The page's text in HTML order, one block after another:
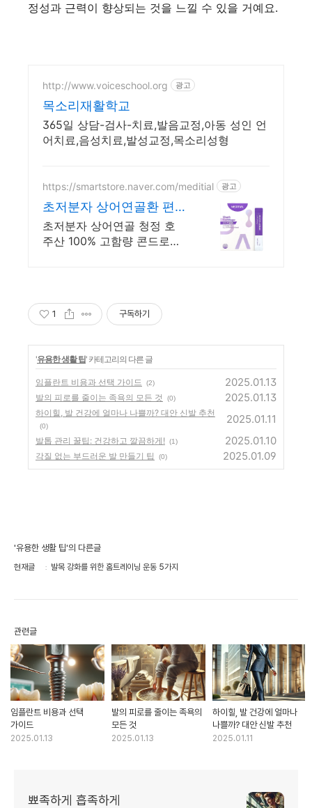
정성과 근력이 향상되는 것을 느낄 수 있을 거예요.
http://www.voiceschool.org 광고
목소리재활학교
365일 상담-검사-치료,발음교정,아동 성인 언
어치료,음성치료,발성교정,목소리성형
https://smartstore.naver.com/meditial 광고
초저분자 상어연골환 편
안한 목넘김, 식물첨가물
X
초저분자 상어연골 청정 호
주산 100% 고함량 콘드로이
1 구독하기
'유용한 생활 팁' 카테고리의 다른 글
임플란트 비용과 선택 가이드 (2) 2025.01.13
발의 피로를 줄이는 족욕의 모든 것 (0) 2025.01.13
하이힐, 발 건강에 얼마나 나쁠까? 대안 신발 추천
(0)
2025.01.11
발톱 관리 꿀팁: 건강하고 깔끔하게! (1) 2025.01.10
각질 없는 부드러운 발 만들기 팁 (0) 2025.01.09
'유용한 생활 팁'의 다른글
현재글 발목 강화를 위한 홈트레이닝 운동 5가지
관련글
임플란트 비용과 선택
가이드
2025.01.13
발의 피로를 줄이는 족욕의
모든 것
2025.01.13
하이힐, 발 건강에 얼마나
나쁠까? 대안 신발 추천
2025.01.11
뾰족하게 흡족하게